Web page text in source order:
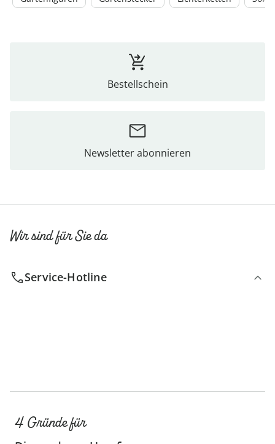
Bestellschein
Newsletter abonnieren
Wir sind für Sie da
Service-Hotline
4 Gründe für